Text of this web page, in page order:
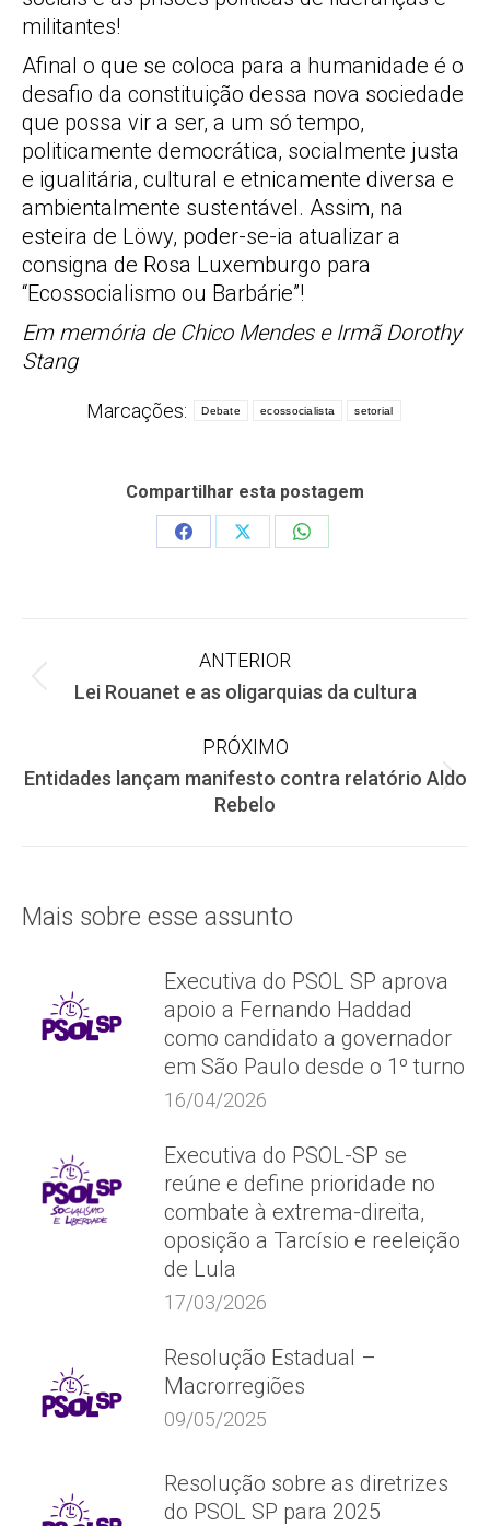
militantes!
Afinal o que se coloca para a humanidade é o
desafio da constituição dessa nova sociedade
que possa vir a ser, a um só tempo,
politicamente democrática, socialmente justa
e igualitária, cultural e etnicamente diversa e
ambientalmente sustentável. Assim, na
esteira de Löwy, poder-se-ia atualizar a
consigna de Rosa Luxemburgo para
“Ecossocialismo ou Barbárie”!
Em memória de Chico Mendes e Irmã Dorothy
Stang
Marcações: Debate ecossocialista setorial
Compartilhar esta postagem
Share
Share
Share
Navegação
post:
ANTERIOR
Post
Lei Rouanet e as oligarquias da cultura
PRÓXIMO
Próximo
post:
Entidades lançam manifesto contra relatório Aldo
Rebelo
Mais sobre esse assunto
Executiva do PSOL SP aprova
apoio a Fernando Haddad
como candidato a governador
em São Paulo desde o 1º turno
16/04/2026
Executiva do PSOL-SP se
reúne e define prioridade no
combate à extrema-direita,
oposição a Tarcísio e reeleição
de Lula
17/03/2026
Resolução Estadual –
Macrorregiões
09/05/2025
Resolução sobre as diretrizes
do PSOL SP para 2025